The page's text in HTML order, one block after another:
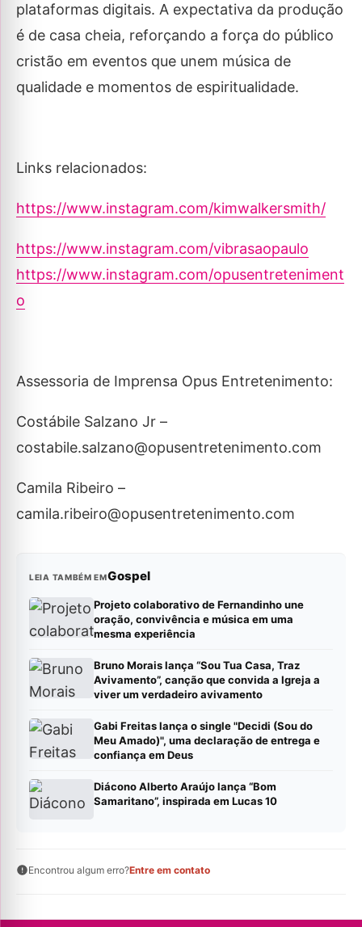
plataformas digitais. A expectativa da produção
é de casa cheia, reforçando a força do público
cristão em eventos que unem música de
qualidade e momentos de espiritualidade.
Links relacionados:
https://www.instagram.com/kimwalkersmith/
https://www.instagram.com/vibrasaopaulo
https://www.instagram.com/opusentreteniment
o
Assessoria de Imprensa Opus Entretenimento:
Costábile Salzano Jr –
costabile.salzano@opusentretenimento.com
Camila Ribeiro –
camila.ribeiro@opusentretenimento.com
LEIA TAMBÉM EMGospel
Projeto colaborativo de Fernandinho une
oração, convivência e música em uma
mesma experiência
Bruno Morais lança “Sou Tua Casa, Traz
Avivamento”, canção que convida a Igreja a
viver um verdadeiro avivamento
Gabi Freitas lança o single "Decidi (Sou do
Meu Amado)", uma declaração de entrega e
confiança em Deus
Diácono Alberto Araújo lança “Bom
Samaritano”, inspirada em Lucas 10
Encontrou algum erro?Entre em contato